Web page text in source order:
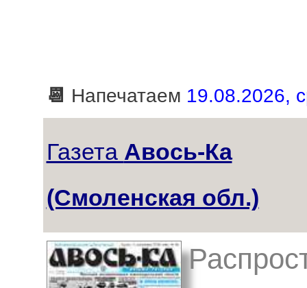
📆 Напечатаем 19.08.2026,
Газета Авось-Ка
(Смоленская обл.)